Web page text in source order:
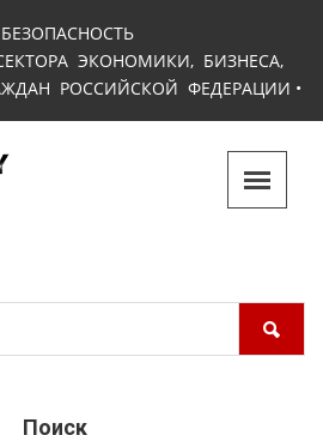
ЭКОНОМИКИ, БИЗНЕСА,
РОССИЙСКОЙ ФЕДЕРАЦИИ •
Поиск